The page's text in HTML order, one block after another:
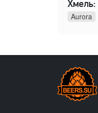
Хмель:
Aurora